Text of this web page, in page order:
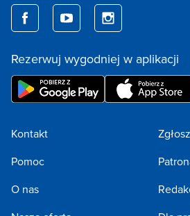
Rezerwuj wygodniej w aplikacji
Kontakt
Pomoc
O nas